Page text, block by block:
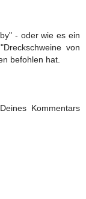
- oder wie es ein
von
befohlen hat.
Kommentars